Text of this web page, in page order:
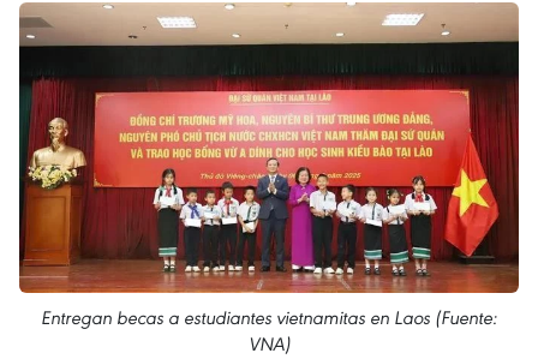
Entregan becas a estudiantes vietnamitas en Laos (Fuente:
VNA)